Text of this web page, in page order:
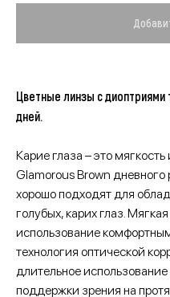
Цветные линзы с
дней.
Карие глаза – это
Glamorous Brown
хорошо подходят для
голубых, карих глаз.
использование
технология оптической
длительное
поддержки зрения на